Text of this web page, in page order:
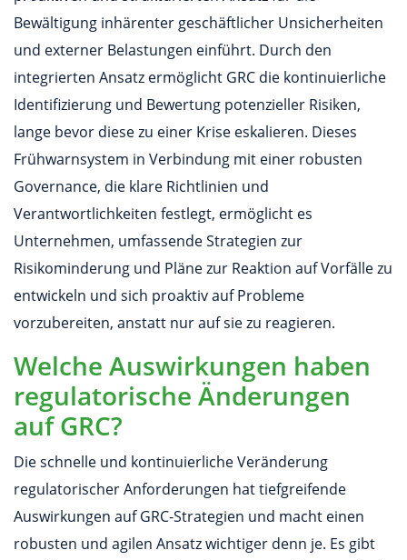
Bewältigung inhärenter geschäftlicher Unsicherheiten
und externer Belastungen einführt. Durch den
integrierten Ansatz ermöglicht GRC die kontinuierliche
Identifizierung und Bewertung potenzieller Risiken,
lange bevor diese zu einer Krise eskalieren. Dieses
Frühwarnsystem in Verbindung mit einer robusten
Governance, die klare Richtlinien und
Verantwortlichkeiten festlegt, ermöglicht es
Unternehmen, umfassende Strategien zur
Risikominderung und Pläne zur Reaktion auf Vorfälle zu
entwickeln und sich proaktiv auf Probleme
vorzubereiten, anstatt nur auf sie zu reagieren.
Welche Auswirkungen haben
regulatorische Änderungen
auf GRC?
Die schnelle und kontinuierliche Veränderung
regulatorischer Anforderungen hat tiefgreifende
Auswirkungen auf GRC-Strategien und macht einen
robusten und agilen Ansatz wichtiger denn je. Es gibt